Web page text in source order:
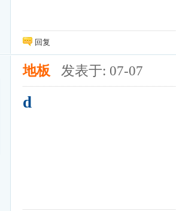
回复
地板 发表于: 07-07
d